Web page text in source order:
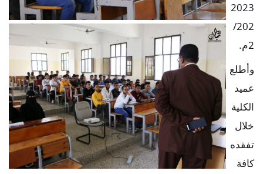
2023
/202
2م.
وأطلع
عميد
الكلية
خلال
تفقده
كافة